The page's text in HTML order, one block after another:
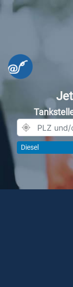
Diesel